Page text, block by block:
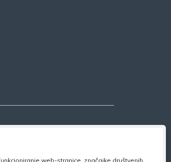
web-stranice, značajke društvenih